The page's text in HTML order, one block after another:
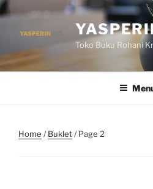
Skip
to
content
Toko Buku Rohani
Home /Buklet/ Page 2